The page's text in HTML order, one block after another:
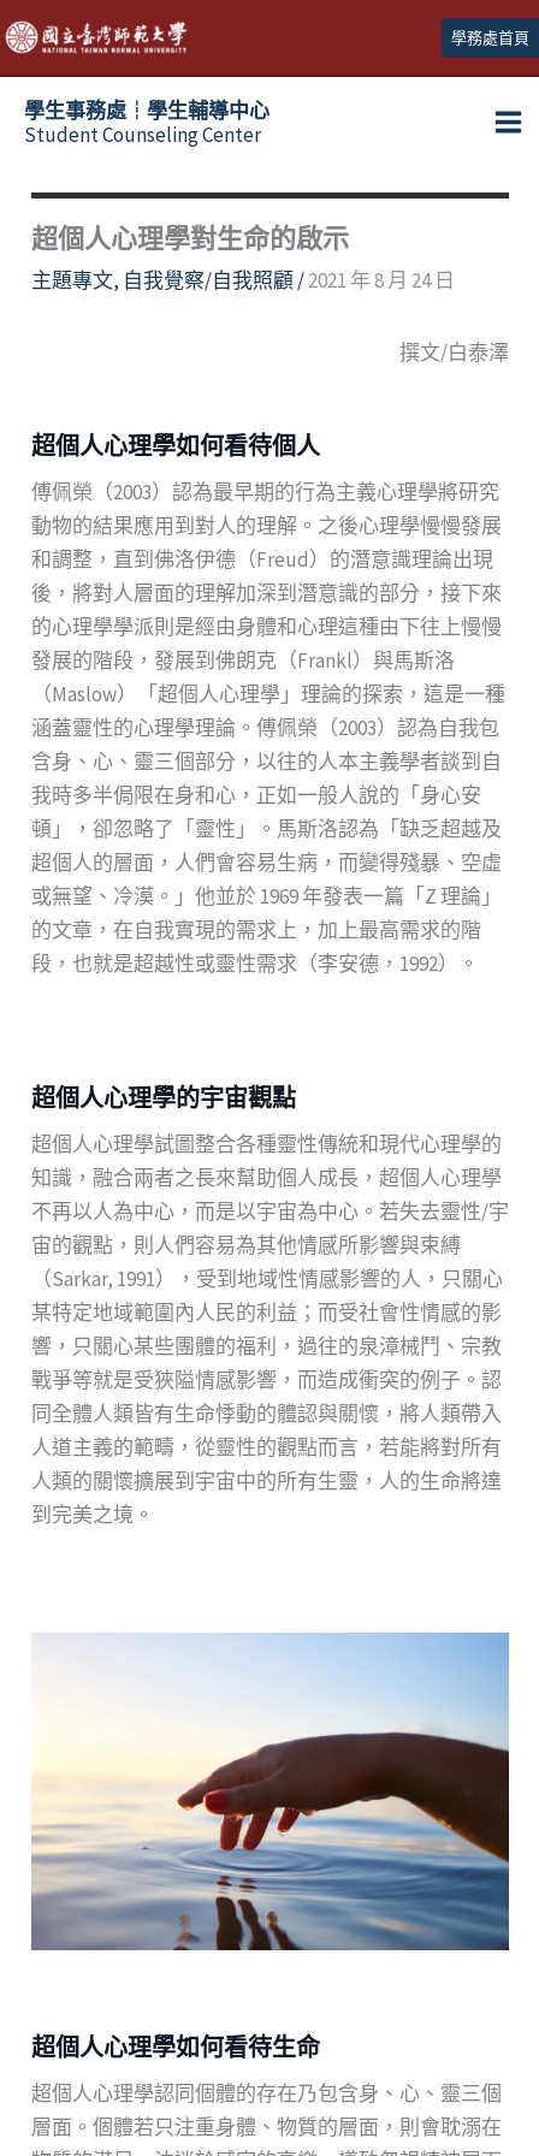
跳
至
主
學務處首頁
學生事務處┆學生輔導中心
Student Counseling Center
超個⼈⼼理學對⽣命的啟⽰
主題專文, 自我覺察/自我照顧/2021 年 8 月 24 日
撰⽂/⽩泰澤
超個⼈⼼理學如何看待個⼈
傅佩榮（2003）認為最早期的⾏為主義⼼理學將研究
動物的結果應⽤到對⼈的理解。之後⼼理學慢慢發展
和調整，直到佛洛伊德（Freud）的潛意識理論出現
後，將對⼈層⾯的理解加深到潛意識的部分，接下來
的⼼理學學派則是經由⾝體和⼼理這種由下往上慢慢
發展的階段，發展到佛朗克（Frankl）與⾺斯洛
（Maslow）「超個⼈⼼理學」理論的探索，這是⼀種
涵蓋靈性的⼼理學理論。傅佩榮（2003）認為⾃我包
含⾝、⼼、靈三個部分，以往的⼈本主義學者談到⾃
我時多半侷限在⾝和⼼，正如⼀般⼈說的「⾝⼼安
頓」，卻忽略了「靈性」。⾺斯洛認為「缺乏超越及
超個⼈的層⾯，⼈們會容易⽣病，⽽變得殘暴、空虛
或無望、冷漠。」他並於 1969 年發表⼀篇「Z 理論」
的⽂章，在⾃我實現的需求上，加上最⾼需求的階
段，也就是超越性或靈性需求（李安德，1992）。
超個⼈⼼理學的宇宙觀點
超個⼈⼼理學試圖整合各種靈性傳統和現代⼼理學的
知識，融合兩者之⾧來幫助個⼈成⾧，超個⼈⼼理學
不再以⼈為中⼼，⽽是以宇宙為中⼼。若失去靈性/宇
宙的觀點，則⼈們容易為其他情感所影響與束縛
（Sarkar, 1991），受到地域性情感影響的⼈，只關⼼
某特定地域範圍內⼈民的利益；⽽受社會性情感的影
響，只關⼼某些團體的福利，過往的泉漳械⾾、宗教
戰爭等就是受狹隘情感影響，⽽造成衝突的例⼦。認
同全體⼈類皆有⽣命悸動的體認與關懷，將⼈類帶⼊
⼈道主義的範疇，從靈性的觀點⽽⾔，若能將對所有
⼈類的關懷擴展到宇宙中的所有⽣靈，⼈的⽣命將達
到完美之境。
超個⼈⼼理學如何看待⽣命
超個⼈⼼理學認同個體的存在乃包含⾝、⼼、靈三個
層⾯。個體若只注重⾝體、物質的層⾯，則會耽溺在